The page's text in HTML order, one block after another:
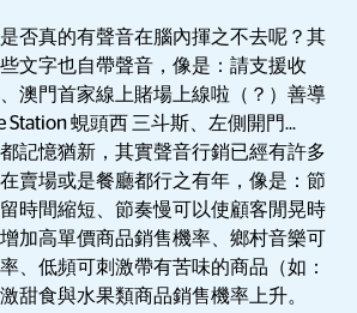
否真的有聲音在腦內揮之不去呢？其
文字也自帶聲音，像是：請支援收
澳門首家線上賭場上線啦（？）善導
Station 蜆頭西 三斗斯、左側開門...
記憶猶新，其實聲音行銷已經有許多
賣場或是餐廳都行之有年，像是：節
時間縮短、節奏慢可以使顧客閒晃時
加高單價商品銷售機率、鄉村音樂可
、低頻可刺激帶有苦味的商品（如：
甜食與水果類商品銷售機率上升。